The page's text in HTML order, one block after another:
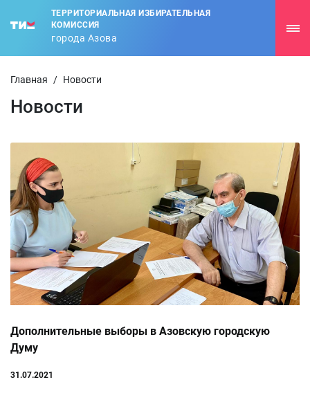
ТЕРРИТОРИАЛЬНАЯ ИЗБИРАТЕЛЬНАЯ
КОМИССИЯ
города Азова
Главная / Новости
Новости
Дополнительные выборы в Азовскую городскую
Думу
31.07.2021